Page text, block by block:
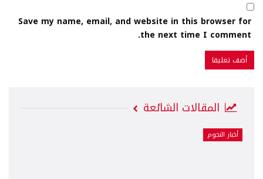
Save my name, email, and website in this browser for
the next time I comment.
المقالات الشائعة
أخبار النجوم